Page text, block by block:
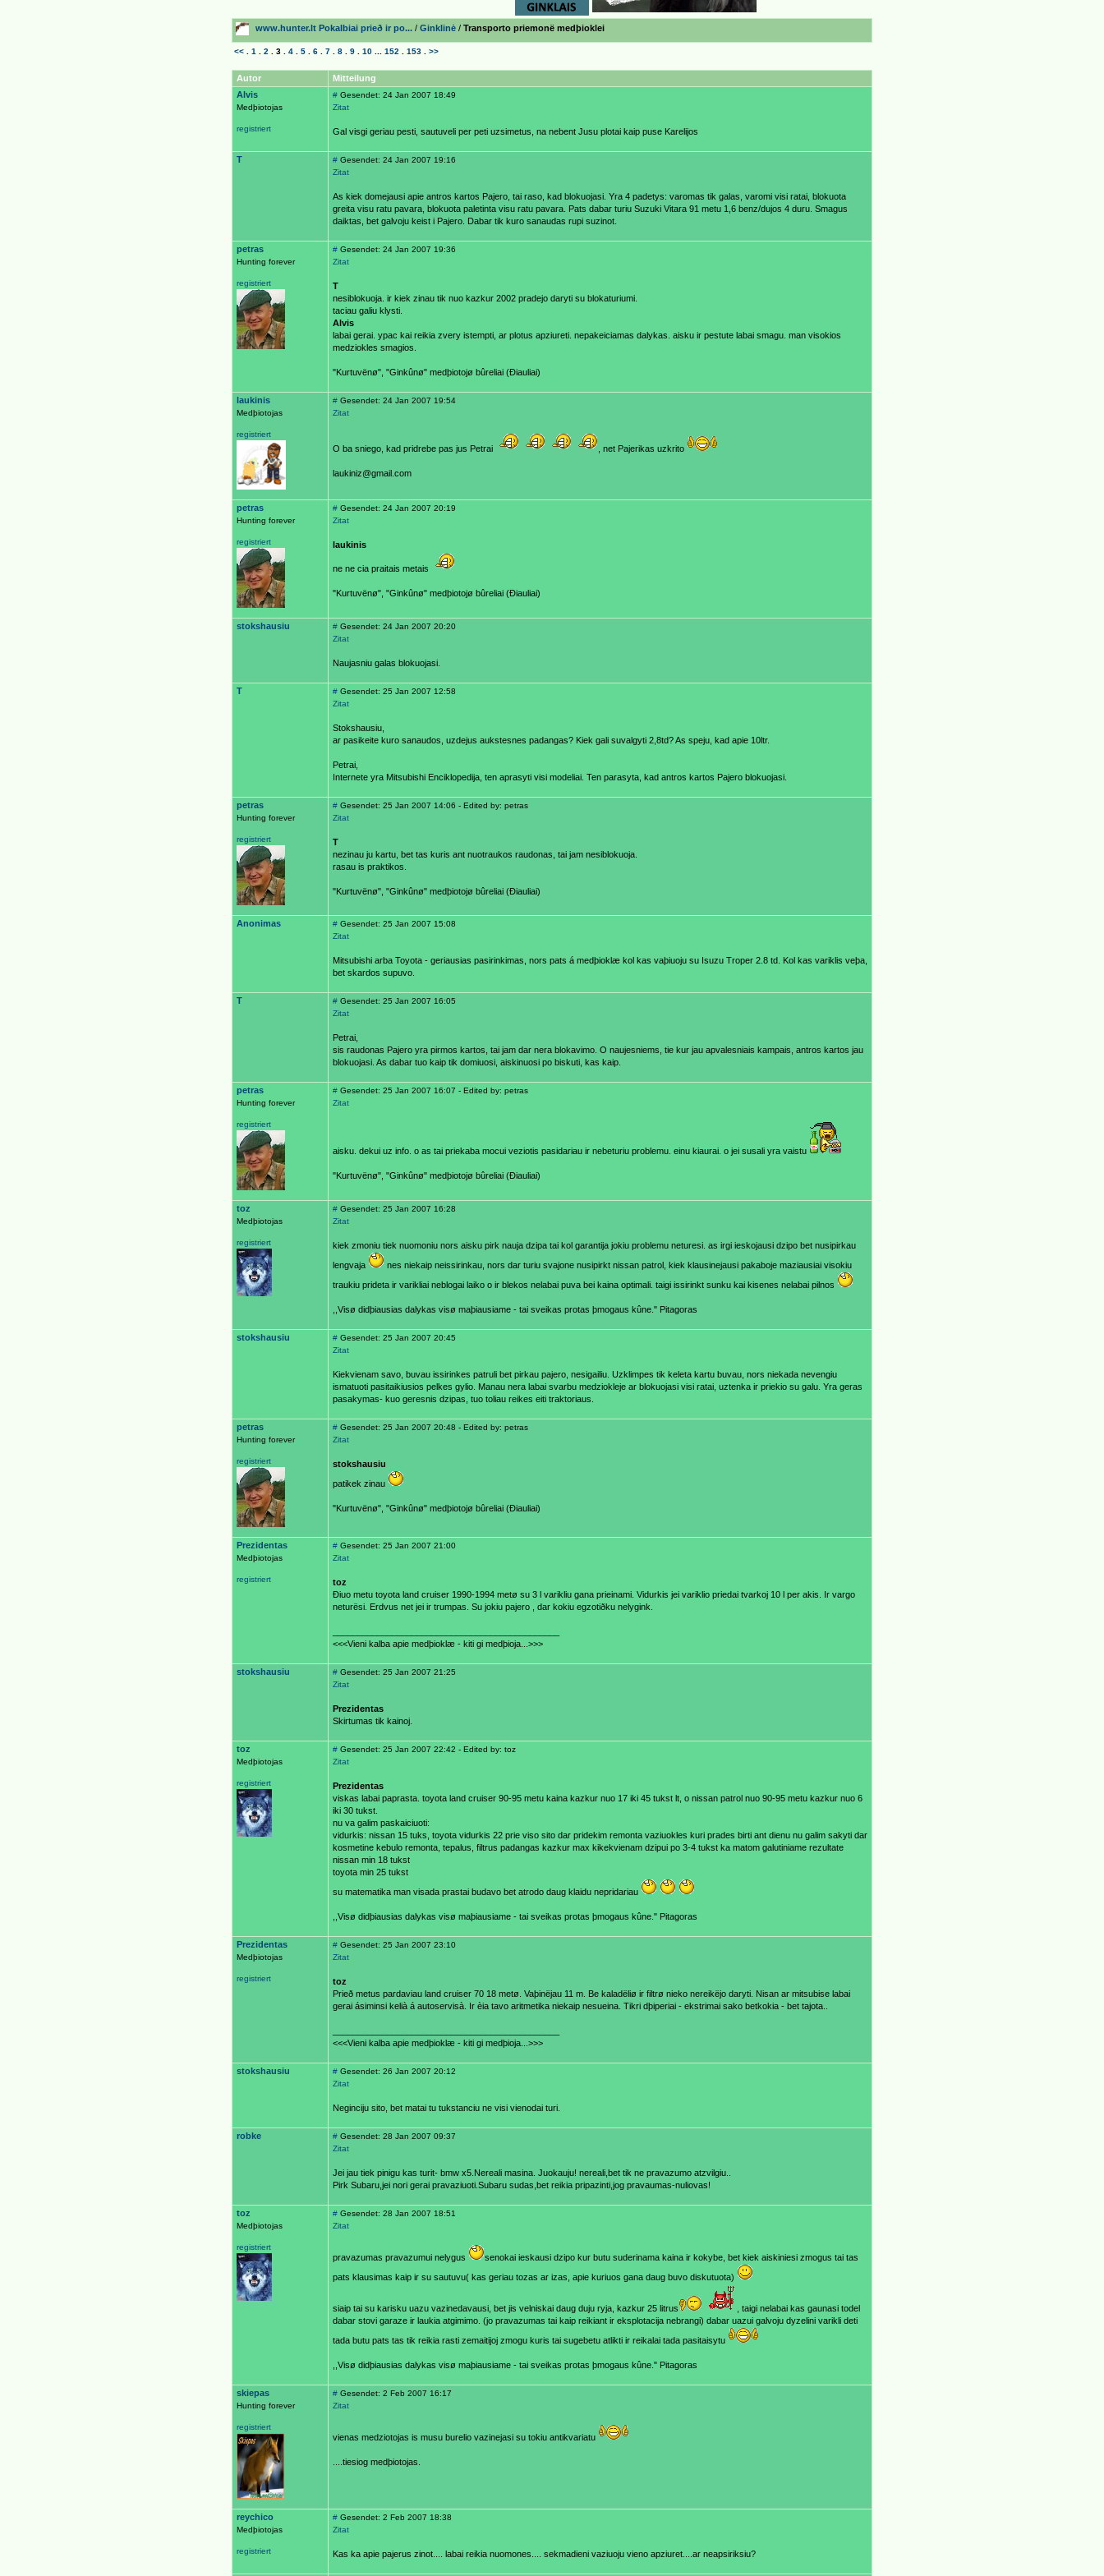
www.hunter.lt Pokalbiai prieð ir po... / Ginklinė / Transporto priemonë medþioklei
<< 1 2 3 4 5 6 7 8 9 10 152 153 >>
Autor
Mitteilung
Alvis
Medþiotojas
registriert
# Gesendet: 24 Jan 2007 18:49
Zitat
Gal visgi geriau pesti, sautuveli per peti uzsimetus, na nebent Jusu plotai kaip puse Karelijos
T # Gesendet: 24 Jan 2007 19:16
Zitat
As kiek domejausi apie antros kartos Pajero, tai raso, kad blokuojasi. Yra 4 padetys: varomas tik galas, varomi visi ratai, blokuota
greita visu ratu pavara, blokuota paletinta visu ratu pavara. Pats dabar turiu Suzuki Vitara 91 metu 1,6 benz/dujos 4 duru. Smagus
daiktas, bet galvoju keist i Pajero. Dabar tik kuro sanaudas rupi suzinot.
petras
Hunting forever
registriert
# Gesendet: 24 Jan 2007 19:36
Zitat
T
nesiblokuoja. ir kiek zinau tik nuo kazkur 2002 pradejo daryti su blokaturiumi.
taciau galiu klysti.
Alvis
labai gerai. ypac kai reikia zvery istempti, ar plotus apziureti. nepakeiciamas dalykas. aisku ir pestute labai smagu. man visokios
medziokles smagios.
"Kurtuvënø", "Ginkûnø" medþiotojø bûreliai (Ðiauliai)
laukinis
Medþiotojas
registriert
# Gesendet: 24 Jan 2007 19:54
Zitat
O ba sniego, kad pridrebe pas jus Petrai , net Pajerikas uzkrito
laukiniz@gmail.com
petras
Hunting forever
registriert
# Gesendet: 24 Jan 2007 20:19
Zitat
laukinis
ne ne cia praitais metais
"Kurtuvënø", "Ginkûnø" medþiotojø bûreliai (Ðiauliai)
stokshausiu # Gesendet: 24 Jan 2007 20:20
Zitat
Naujasniu galas blokuojasi.
T # Gesendet: 25 Jan 2007 12:58
Zitat
Stokshausiu,
ar pasikeite kuro sanaudos, uzdejus aukstesnes padangas? Kiek gali suvalgyti 2,8td? As speju, kad apie 10ltr.
Petrai,
Internete yra Mitsubishi Enciklopedija, ten aprasyti visi modeliai. Ten parasyta, kad antros kartos Pajero blokuojasi.
petras
Hunting forever
registriert
# Gesendet: 25 Jan 2007 14:06 - Edited by: petras
Zitat
T
nezinau ju kartu, bet tas kuris ant nuotraukos raudonas, tai jam nesiblokuoja.
rasau is praktikos.
"Kurtuvënø", "Ginkûnø" medþiotojø bûreliai (Ðiauliai)
Anonimas # Gesendet: 25 Jan 2007 15:08
Zitat
Mitsubishi arba Toyota - geriausias pasirinkimas, nors pats á medþioklæ kol kas vaþiuoju su Isuzu Troper 2.8 td. Kol kas variklis veþa,
bet skardos supuvo.
T # Gesendet: 25 Jan 2007 16:05
Zitat
Petrai,
sis raudonas Pajero yra pirmos kartos, tai jam dar nera blokavimo. O naujesniems, tie kur jau apvalesniais kampais, antros kartos jau
blokuojasi. As dabar tuo kaip tik domiuosi, aiskinuosi po biskuti, kas kaip.
petras
Hunting forever
registriert
# Gesendet: 25 Jan 2007 16:07 - Edited by: petras
Zitat
aisku. dekui uz info. o as tai priekaba mocui veziotis pasidariau ir nebeturiu problemu. einu kiaurai. o jei susali yra vaistu
"Kurtuvënø", "Ginkûnø" medþiotojø bûreliai (Ðiauliai)
toz
Medþiotojas
registriert
# Gesendet: 25 Jan 2007 16:28
Zitat
kiek zmoniu tiek nuomoniu nors aisku pirk nauja dzipa tai kol garantija jokiu problemu neturesi. as irgi ieskojausi dzipo bet nusipirkau
lengvaja
nes niekaip neissirinkau, nors dar turiu svajone nusipirkt nissan patrol, kiek klausinejausi pakaboje maziausiai visokiu
traukiu prideta ir varikliai neblogai laiko o ir blekos nelabai puva bei kaina optimali. taigi issirinkt sunku kai kisenes nelabai pilnos
,,Visø didþiausias dalykas visø maþiausiame - tai sveikas protas þmogaus kûne." Pitagoras
stokshausiu # Gesendet: 25 Jan 2007 20:45
Zitat
Kiekvienam savo, buvau issirinkes patruli bet pirkau pajero, nesigailiu. Uzklimpes tik keleta kartu buvau, nors niekada nevengiu
ismatuoti pasitaikiusios pelkes gylio. Manau nera labai svarbu medziokleje ar blokuojasi visi ratai, uztenka ir priekio su galu. Yra geras
pasakymas- kuo geresnis dzipas, tuo toliau reikes eiti traktoriaus.
petras
Hunting forever
registriert
# Gesendet: 25 Jan 2007 20:48 - Edited by: petras
Zitat
stokshausiu
patikek zinau
"Kurtuvënø", "Ginkûnø" medþiotojø bûreliai (Ðiauliai)
Prezidentas
Medþiotojas
registriert
# Gesendet: 25 Jan 2007 21:00
Zitat
toz
Ðiuo metu toyota land cruiser 1990-1994 metø su 3 l varikliu gana prieinami. Vidurkis jei variklio priedai tvarkoj 10 l per akis. Ir vargo
neturësi. Erdvus net jei ir trumpas. Su jokiu pajero , dar kokiu egzotiðku nelygink.
<<<Vieni kalba apie medþioklæ - kiti gi medþioja...>>>
stokshausiu # Gesendet: 25 Jan 2007 21:25
Zitat
Prezidentas
Skirtumas tik kainoj.
toz
Medþiotojas
registriert
# Gesendet: 25 Jan 2007 22:42 - Edited by: toz
Zitat
Prezidentas
viskas labai paprasta. toyota land cruiser 90-95 metu kaina kazkur nuo 17 iki 45 tukst lt, o nissan patrol nuo 90-95 metu kazkur nuo 6
iki 30 tukst.
nu va galim paskaiciuoti:
vidurkis: nissan 15 tuks, toyota vidurkis 22 prie viso sito dar pridekim remonta vaziuokles kuri prades birti ant dienu nu galim sakyti dar
kosmetine kebulo remonta, tepalus, filtrus padangas kazkur max kikekvienam dzipui po 3-4 tukst ka matom galutiniame rezultate
nissan min 18 tukst
toyota min 25 tukst
su matematika man visada prastai budavo bet atrodo daug klaidu nepridariau
,,Visø didþiausias dalykas visø maþiausiame - tai sveikas protas þmogaus kûne." Pitagoras
Prezidentas
Medþiotojas
registriert
# Gesendet: 25 Jan 2007 23:10
Zitat
toz
Prieð metus pardaviau land cruiser 70 18 metø. Vaþinëjau 11 m. Be kaladëliø ir filtrø nieko nereikëjo daryti. Nisan ar mitsubise labai
gerai ásiminsi kelià á autoservisà. Ir èia tavo aritmetika niekaip nesueina. Tikri dþiperiai - ekstrimai sako betkokia - bet tajota..
<<<Vieni kalba apie medþioklæ - kiti gi medþioja...>>>
stokshausiu # Gesendet: 26 Jan 2007 20:12
Zitat
Neginciju sito, bet matai tu tukstanciu ne visi vienodai turi.
robke # Gesendet: 28 Jan 2007 09:37
Zitat
Jei jau tiek pinigu kas turit- bmw x5.Nereali masina. Juokauju! nereali,bet tik ne pravazumo atzvilgiu..
Pirk Subaru,jei nori gerai pravaziuoti.Subaru sudas,bet reikia pripazinti,jog pravaumas-nuliovas!
toz
Medþiotojas
registriert
# Gesendet: 28 Jan 2007 18:51
Zitat
pravazumas pravazumui nelygus
senokai ieskausi dzipo kur butu suderinama kaina ir kokybe, bet kiek aiskiniesi zmogus tai tas
pats klausimas kaip ir su sautuvu( kas geriau tozas ar izas, apie kuriuos gana daug buvo diskutuota)
siaip tai su karisku uazu vazinedavausi, bet jis velniskai daug duju ryja, kazkur 25 litrus
, taigi nelabai kas gaunasi todel
dabar stovi garaze ir laukia atgimimo. (jo pravazumas tai kaip reikiant ir eksplotacija nebrangi) dabar uazui galvoju dyzelini varikli deti
tada butu pats tas tik reikia rasti zemaitijoj zmogu kuris tai sugebetu atlikti ir reikalai tada pasitaisytu
,,Visø didþiausias dalykas visø maþiausiame - tai sveikas protas þmogaus kûne." Pitagoras
skiepas
Hunting forever
registriert
# Gesendet: 2 Feb 2007 16:17
Zitat
vienas medziotojas is musu burelio vazinejasi su tokiu antikvariatu
....tiesiog medþiotojas.
reychico
Medþiotojas
registriert
# Gesendet: 2 Feb 2007 18:38
Zitat
Kas ka apie pajerus zinot.... labai reikia nuomones.... sekmadieni vaziuoju vieno apziuret....ar neapsiriksiu?